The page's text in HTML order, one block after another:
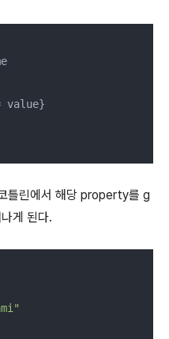
value}
틀린에서 해당 property를 g
게 된다.